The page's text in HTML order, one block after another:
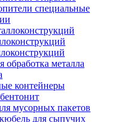
специальные
обработка металла
контейнеры
мусорных пакетов
для сыпучих